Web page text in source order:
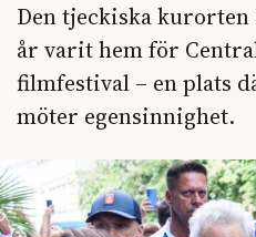
Den tjeckiska
år varit hem för
filmfestival – en plats
möter egensinnighet.